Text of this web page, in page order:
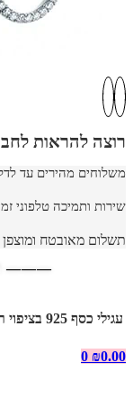
רוצה להראות
משלוחים מהירים עד
שירות ותמיכה טלפוני
תשלום מאובטח
———
עגילי כסף 925 בציפוי רודיום / זהב ורוד תליון חישוקים בשיבוץ אבני זרקוניה לבנות
₪0.00
0